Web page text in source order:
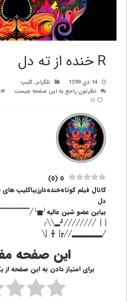
R خنده از ته دل
14 دی 1399 تلگرام,کلیپ
نظرتون راجع به این صفحه چیست
10
0
(
0
)
کانال فیلم‌ کوتاه‌خنده‌دار‌زیباکلیپ
دل
بیاین عضو شین
▕▕╱╱╱╱╱╱╱╱┛▂╲╲╭
╱▂▂▂▂▂▂╱╱┏▕╋▏╲
این صفحه
برای امتیاز دادن به این صفحه